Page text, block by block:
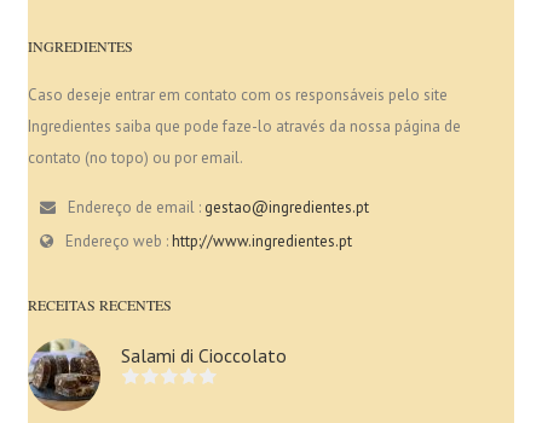
INGREDIENTES
Caso deseje entrar em contato com os responsáveis pelo site
Ingredientes saiba que pode faze-lo através da nossa página de
contato (no topo) ou por email.
Endereço de email : gestao@ingredientes.pt
Endereço web :http://www.ingredientes.pt
RECEITAS RECENTES
Salami di Cioccolato